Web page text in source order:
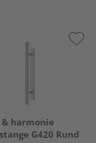
harmonie
G420 Rund